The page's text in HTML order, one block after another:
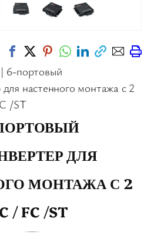
6-портовый
настенного монтажа с 2
/ST
ДЛЯ
МОНТАЖА С 2
/ FC /ST